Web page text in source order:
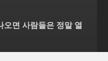
오면 사람들은 정말 열